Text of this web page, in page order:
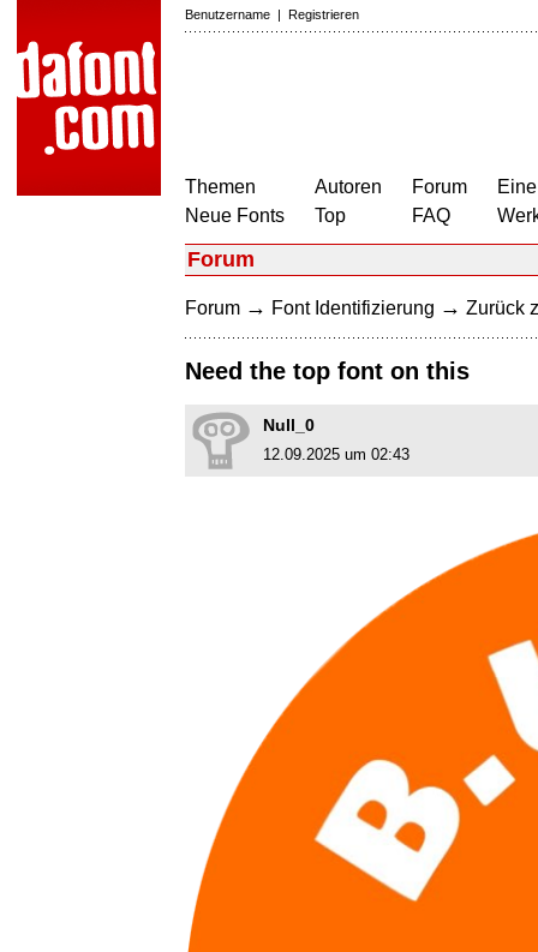
Benutzername | Registrieren
Themen
Neue Fonts
Autoren
Top
Forum
FAQ
Forum
Forum → Font Identifizierung → Zurück
Need the top font on this
Null_0
12.09.2025 um 02:43